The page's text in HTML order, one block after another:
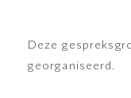
Deze
georganiseerd.